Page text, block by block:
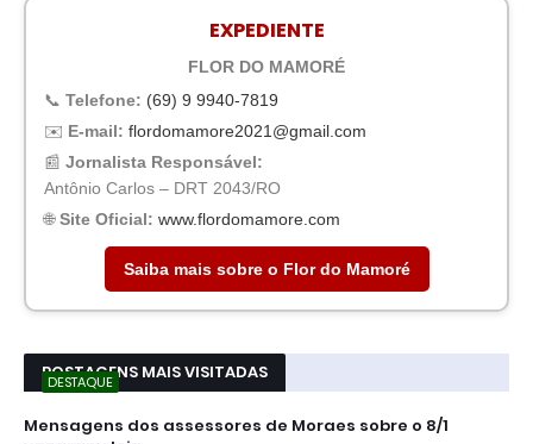
EXPEDIENTE
FLOR DO MAMORÉ
📞 Telefone: (69) 9 9940-7819
✉️ E-mail: flordomamore2021@gmail.com
📰 Jornalista Responsável:
Antônio Carlos – DRT 2043/RO
🌐Site Oficial: www.flordomamore.com
Saiba mais sobre o Flor do Mamoré
POSTAGENS MAIS VISITADAS
DESTAQUE
Mensagens dos assessores de Moraes sobre o 8/1